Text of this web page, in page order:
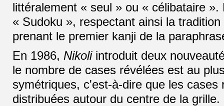
littéralement « seul » ou « célibataire
« Sudoku », respectant ainsi la
prenant le premier kanji de la
En 1986, Nikoliintroduit deux
le nombre de cases révélées est au
symétriques, c'est-à-dire que les
distribuées autour du centre de la grille.